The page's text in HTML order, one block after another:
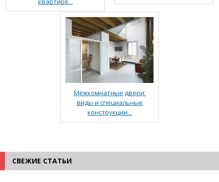
Межкомнатные двери:
виды и специальные
конструкции...
СВЕЖИЕ СТАТЬИ